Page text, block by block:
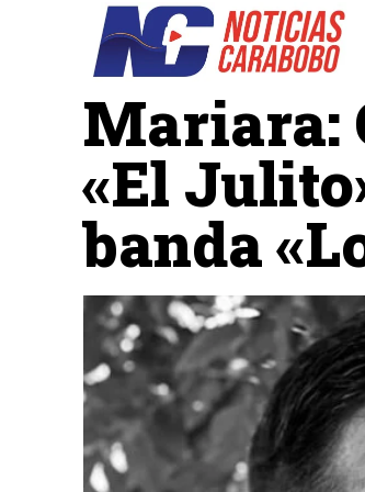
Sucesos
Mariara:
«El
banda